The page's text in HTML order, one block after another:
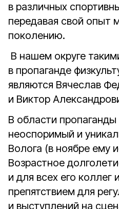
в различных
передавая свой опыт
поколению.
В нашем округе
в пропаганде
являются Вячеслав
и Виктор
В области пропаганды
неоспоримый и
Волога (в ноябре ему
Возрастное
и для всех его коллег
препятствием для
и выступлений на